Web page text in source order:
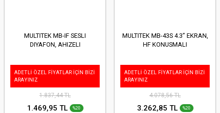
MULTITEK MB-IF SESLI
DIYAFON, AHIZELI
ADETLİ ÖZEL FİYATLAR İÇİN BİZİ
ARAYINIZ
1.837,44 TL
1.469,95 TL %20
MULTITEK MB-43S 4.3” EKRAN,
HF KONUSMALI
ADETLİ ÖZEL FİYATLAR İÇİN BİZİ
ARAYINIZ
4.078,56 TL
3.262,85 TL %20